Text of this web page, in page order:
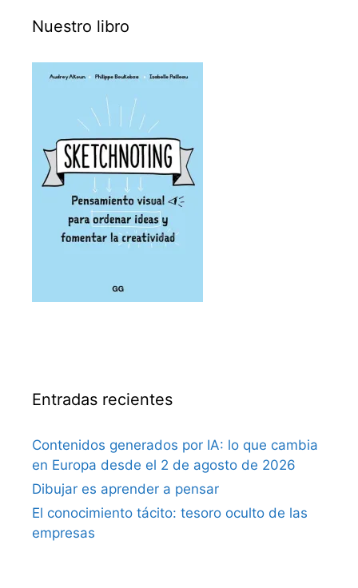
Nuestro libro
Entradas recientes
Contenidos generados por IA: lo que cambia
en Europa desde el 2 de agosto de 2026
Dibujar es aprender a pensar
El conocimiento tácito: tesoro oculto de las
empresas